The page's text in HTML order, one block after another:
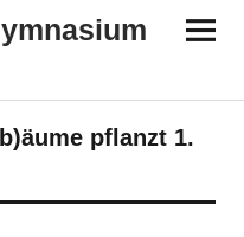
pflanzt 1.